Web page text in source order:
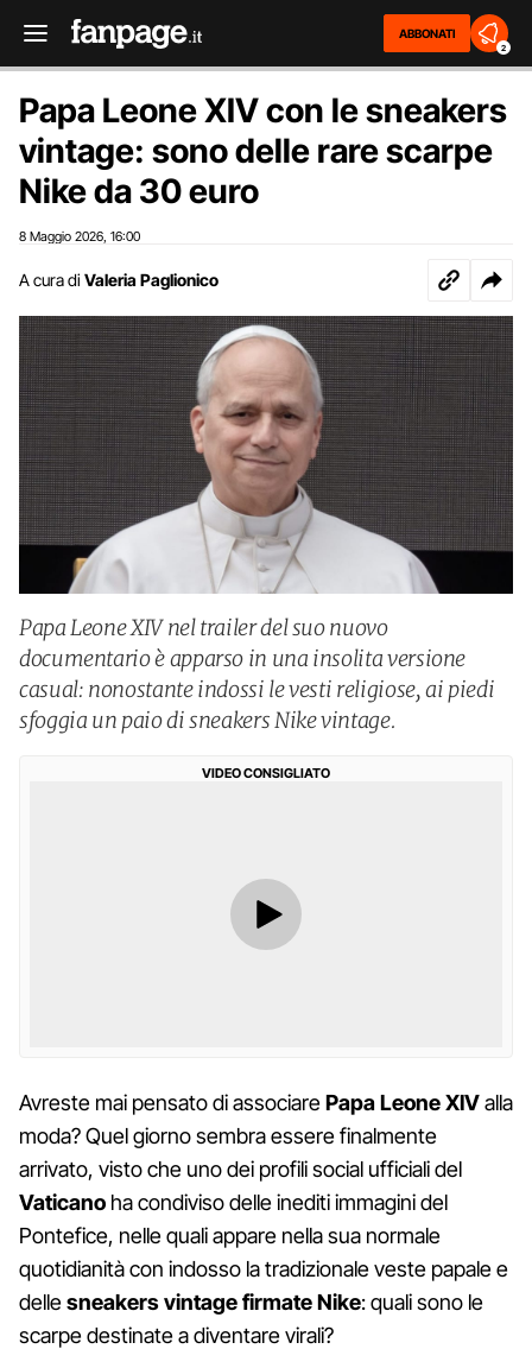
ABBONATI
2
Papa Leone XIV con le sneakers
vintage: sono delle rare scarpe
Nike da 30 euro
8 Maggio 2026 16:00
A cura di Valeria Paglionico
Papa Leone XIV nel trailer del suo nuovo
documentario è apparso in una insolita versione
casual: nonostante indossi le vesti religiose, ai piedi
sfoggia un paio di sneakers Nike vintage.
VIDEO CONSIGLIATO
Avreste mai pensato di associarePapa Leone XIValla
moda? Quel giorno sembra essere finalmente
arrivato, visto che uno dei profili social ufficiali del
Vaticano ha condiviso delle inediti immagini del
Pontefice, nelle quali appare nella sua normale
quotidianità con indosso la tradizionale veste papale e
dellesneakers vintage firmate Nike: quali sono le
scarpe destinate a diventare virali?